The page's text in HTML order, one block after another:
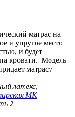
матрас на
и упругое место
и будет
кровати. Модель
матрасу
латекс,
МК
2